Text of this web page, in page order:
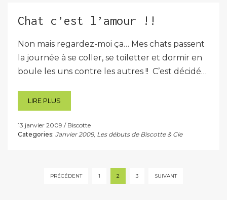
Chat c’est l’amour !!
Non mais regardez-moi ça… Mes chats passent
la journée à se coller, se toiletter et dormir en
boule les uns contre les autres !! C’est décidé…
LIRE PLUS
13 janvier 2009
Biscotte
Categories: Janvier 2009, Les débuts de Biscotte & Cie
PaginationPRÉCÉDENT 1 2 3 SUIVANT